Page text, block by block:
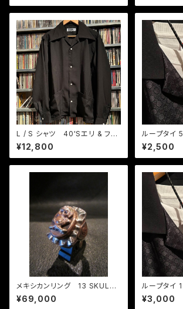
L / S シャツ 40'Sエリ & フロ
ント2ポケット
¥12,800
ループタイ 5
¥2,500
メキシカンリング 13 SKULL
& SKULL CREST VINTAGE
¥69,000
ループタイ 1
¥3,000